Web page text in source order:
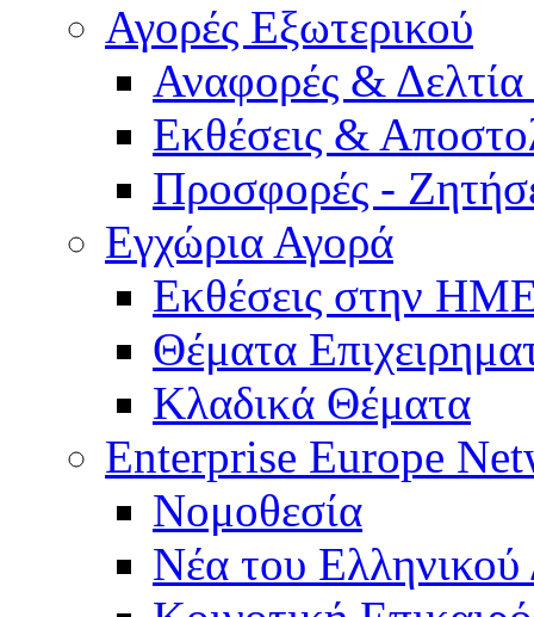
Αγορές Εξωτερικού
Αναφορές &
Εκθέσεις &
Προσφορές -
Εγχώρια Αγορά
Εκθέσεις στην
Θέματα
Κλαδικά Θέματα
Enterprise Europe
Νομοθεσία
Νέα του Ελληνικού